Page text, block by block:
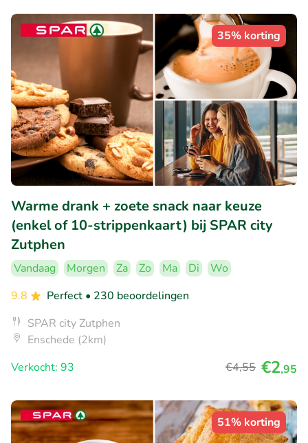
35% korting
Warme drank + zoete snack naar keuze
(enkel of 10-strippenkaart) bij SPAR city
Zutphen
Vandaag Morgen Za Zo Ma Di
Wo
9.8
Perfect • 230 beoordelingen
SPAR city Zutphen
Enschede (2km)
Verkocht: 93
€4,55 €2,95
51% korting